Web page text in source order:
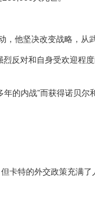
他坚决改变战略，从
反对和自身受欢迎程
的内战”而获得诺贝
卡特的外交政策充满